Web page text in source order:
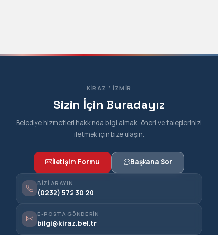
KIRAZ / İZMIR
Sizin İçin Buradayız
Belediye hizmetleri hakkında bilgi almak, öneri ve taleplerinizi
iletmek için bize ulaşın.
İletişim Formu Başkana Sor
BIZI ARAYIN
(0232) 572 30 20
E-POSTA GÖNDERIN
bilgi@kiraz.bel.tr